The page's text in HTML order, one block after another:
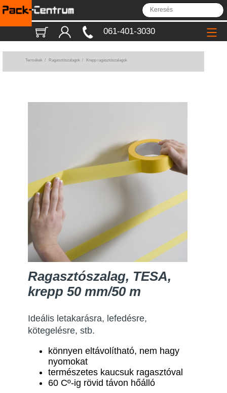
061-401-3030
Termékek/ Ragasztószalagok/ Krepp ragasztószalagok
Ragasztószalag, TESA,
krepp 50 mm/50 m
Ideális letakarásra, lefedésre,
kötegelésre, stb.
könnyen eltávolítható, nem hagy
nyomokat
természetes kaucsuk ragasztóval
60 Cº-ig rövid távon hőálló